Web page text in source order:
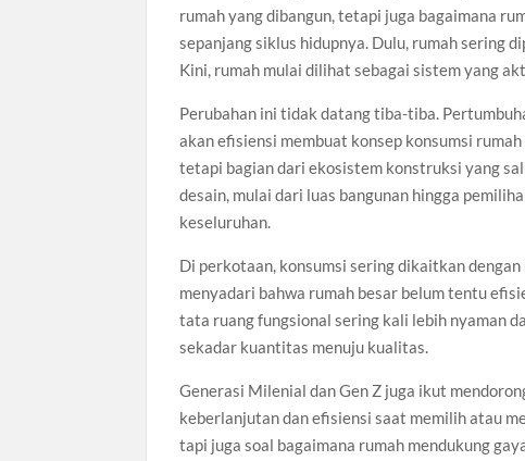
rumah yang dibangun, tetapi juga bagaimana
sepanjang siklus hidupnya. Dulu, rumah sering
Kini, rumah mulai dilihat sebagai sistem yang
Perubahan ini tidak datang tiba-tiba.
akan efisiensi membuat konsep konsumsi
tetapi bagian dari ekosistem konstruksi yang
desain, mulai dari luas bangunan hingga
keseluruhan.
Di perkotaan, konsumsi sering dikaitkan
menyadari bahwa rumah besar belum tentu
tata ruang fungsional sering kali lebih nyaman
sekadar kuantitas menuju kualitas.
Generasi Milenial dan Gen Z juga ikut
keberlanjutan dan efisiensi saat memilih atau
tapi juga soal bagaimana rumah mendukung